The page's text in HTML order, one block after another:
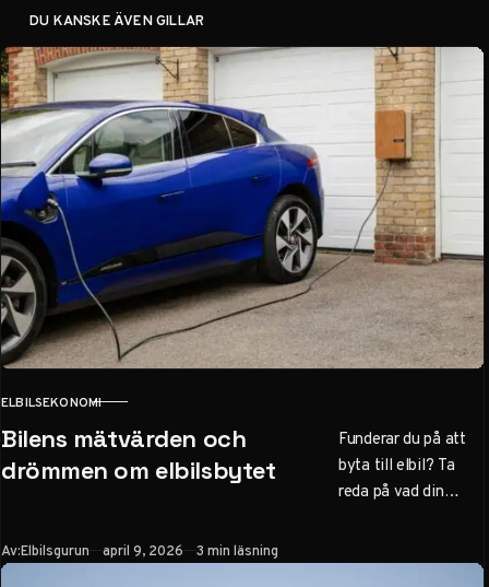
DU KANSKE ÄVEN GILLAR
KATEGORI
ELBILSEKONOMI
Bilens mätvärden och
drömmen om elbilsbytet
Funderar du på att
byta till elbil? Ta
reda på vad din
faktor för att räkna
Av:Elbilsgurun Publicerad
april 9, 2026 3 min läsning